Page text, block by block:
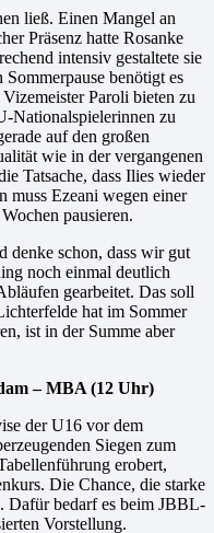
ließ. Einen Mangel an
Präsenz hatte Rosanke
intensiv gestaltete sie
benötigt es
Paroli bieten zu
Nationalspielerinnen zu
auf den großen
wie in der vergangenen
Tatsache, dass Ilies wieder
muss Ezeani wegen einer
pausieren.
denke schon, dass wir gut
noch einmal deutlich
gearbeitet. Das soll
hat im Sommer
ist in der Summe aber
– MBA (12 Uhr)
der U16 vor dem
Siegen zum
erobert,
Die Chance, die starke
Dafür bedarf es beim JBBL-
Vorstellung.